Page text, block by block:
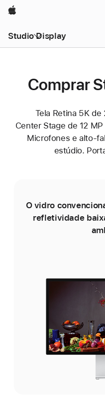
Apple
Studio Display
Comprar
Tela Retina 5K de
Center Stage de 12
Microfones e alto-
estúdio.
O vidro
refletividade